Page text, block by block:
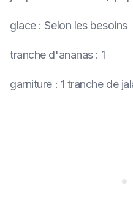
glace :Selon les besoins
tranche d'ananas : 1
garniture : 1 tranche de